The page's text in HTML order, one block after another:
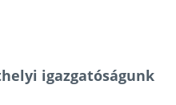
igazgatóságunk